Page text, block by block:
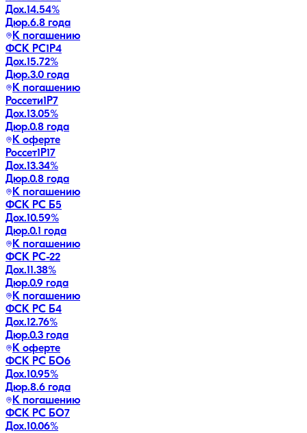
Дох.14.54%
Дюр.6.8 года
К погашению
ФСК РС1Р4
Дох.15.72%
Дюр.3.0 года
К погашению
Россети1Р7
Дох.13.05%
Дюр.0.8 года
К оферте
Россет1Р17
Дох.13.34%
Дюр.0.8 года
К погашению
ФСК РС Б5
Дох.10.59%
Дюр.0.1 года
К погашению
ФСК РС-22
Дох.11.38%
Дюр.0.9 года
К погашению
ФСК РС Б4
Дох.12.76%
Дюр.0.3 года
К оферте
ФСК РС БО6
Дох.10.95%
Дюр.8.6 года
К погашению
ФСК РС БО7
Дох.10.06%